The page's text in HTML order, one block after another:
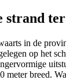
strand
in de
op het
meter breed.